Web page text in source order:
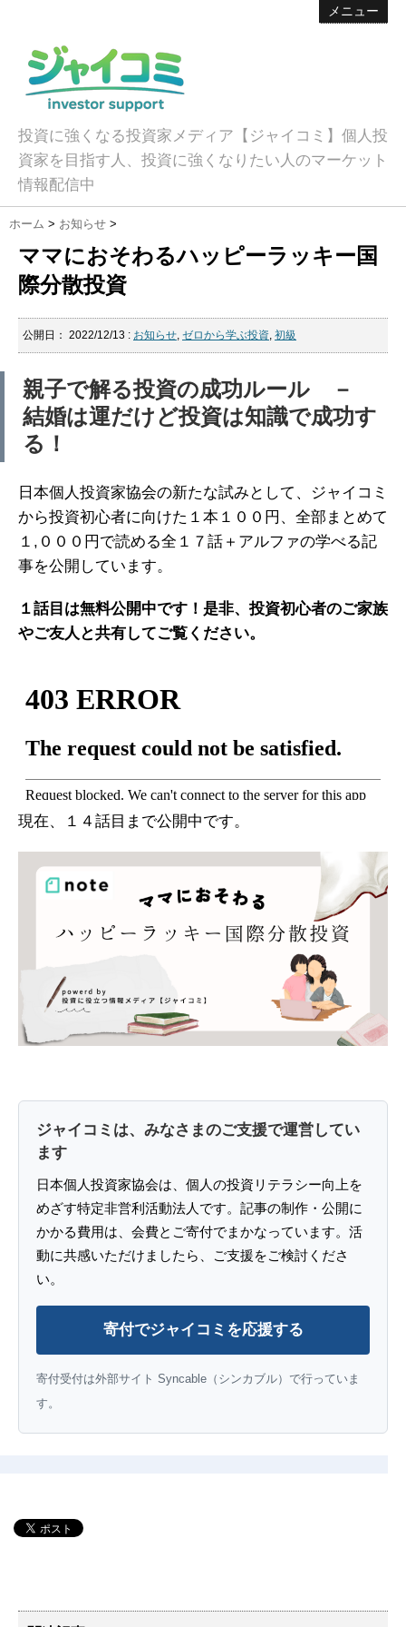
メニュー
投資に強くなる投資家メディア【ジャイコミ】個人投
資家を目指す人、投資に強くなりたい人のマーケット
情報配信中
ホーム > お知らせ >
ママにおそわるハッピーラッキー国
際分散投資
公開日： 2022/12/13 : お知らせ, ゼロから学ぶ投資, 初級
親子で解る投資の成功ルール －
結婚は運だけど投資は知識で成功す
る！
日本個人投資家協会の新たな試みとして、ジャイコミ
から投資初心者に向けた１本１００円、全部まとめて
１,０００円で読める全１７話＋アルファの学べる記
事を公開しています。
１話目は無料公開中です！是非、投資初心者のご家族
やご友人と共有してご覧ください。
現在、１４話目まで公開中です。
ジャイコミは、みなさまのご支援で運営してい
ます
日本個人投資家協会は、個人の投資リテラシー向上を
めざす特定非営利活動法人です。記事の制作・公開に
かかる費用は、会費とご寄付でまかなっています。活
動に共感いただけましたら、ご支援をご検討くださ
い。
寄付でジャイコミを応援する
寄付受付は外部サイト Syncable（シンカブル）で行っていま
す。